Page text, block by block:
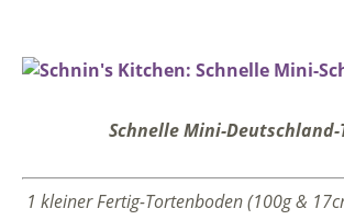
Schnelle Mini-
1 kleiner Fertig-Tortenboden (100g &